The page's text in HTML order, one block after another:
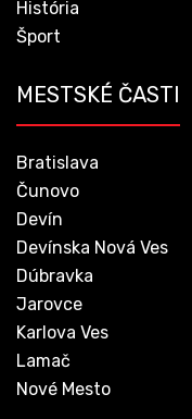
História
Šport
MESTSKÉ ČASTI
Bratislava
Čunovo
Devín
Devínska Nová Ves
Dúbravka
Jarovce
Karlova Ves
Lamač
Nové Mesto